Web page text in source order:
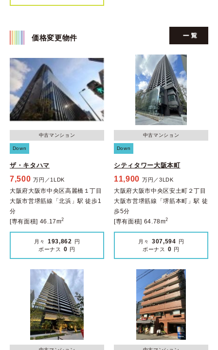
価格変更物件
中古マンション
Down
ザ・キタハマ
7,500 万円／1LDK
大阪府大阪市中央区高麗橋１丁目
大阪市営堺筋線「北浜」駅 徒歩1
分
[専有面積] 46.17m2
月々 193,862 円
ボーナス
0 円
中古マンション
Down
シティタワー大阪本町
11,900 万円／3LDK
大阪府大阪市中央区安土町２丁目
大阪市営堺筋線「堺筋本町」駅 徒
歩5分
[専有面積] 64.78m2
月々 307,594 円
ボーナス
0 円